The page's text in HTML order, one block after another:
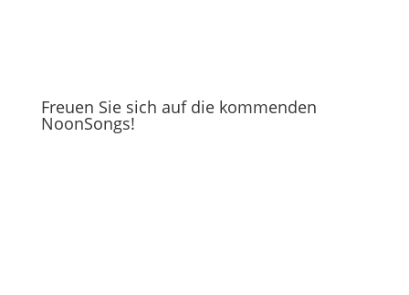
Freuen Sie sich auf die kommenden
NoonSongs!